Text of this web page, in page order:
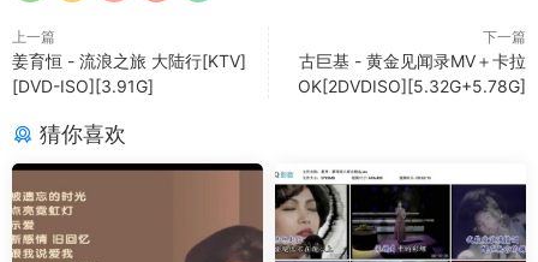
上一篇
姜育恒 - 流浪之旅 大陆行[KTV]
[DVD-ISO][3.91G]
下一篇
古巨基 - 黄金见闻录MV＋卡拉
OK[2DVDISO][5.32G+5.78G]
猜你喜欢